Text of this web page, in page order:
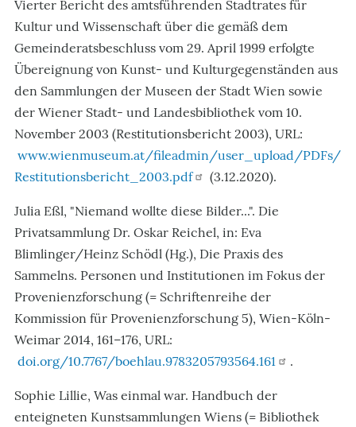
Vierter Bericht des amtsführenden Stadtrates für
Kultur und Wissenschaft über die gemäß dem
Gemeinderatsbeschluss vom 29. April 1999 erfolgte
Übereignung von Kunst- und Kulturgegenständen aus
den Sammlungen der Museen der Stadt Wien sowie
der Wiener Stadt- und Landesbibliothek vom 10.
November 2003 (Restitutionsbericht 2003), URL:
www.wienmuseum.at/fileadmin/user_upload/PDFs/
Restitutionsbericht_2003.pdf
(3.12.2020).
Julia Eßl, "Niemand wollte diese Bilder...". Die
Privatsammlung Dr. Oskar Reichel, in: Eva
Blimlinger/Heinz Schödl (Hg.), Die Praxis des
Sammelns. Personen und Institutionen im Fokus der
Provenienzforschung (= Schriftenreihe der
Kommission für Provenienzforschung 5), Wien-Köln-
Weimar 2014, 161–176, URL:
doi.org/10.7767/boehlau.9783205793564.161
.
Sophie Lillie, Was einmal war. Handbuch der
enteigneten Kunstsammlungen Wiens (= Bibliothek